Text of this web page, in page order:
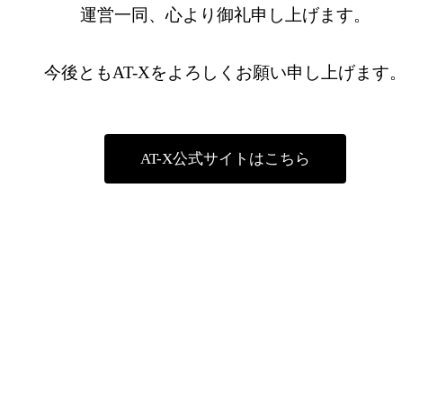
運営一同、心より御礼申し上げます。
今後ともAT-Xをよろしくお願い申し上げます。
AT-X公式サイトはこちら